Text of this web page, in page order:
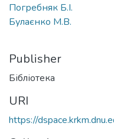
Погребняк Б.І.
Булаєнко М.В.
Publisher
Бібліотека
URI
https://